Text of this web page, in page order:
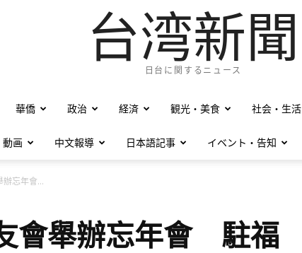
台湾新聞
日台に関するニュース
華僑 政治 経済 観光・美食 社会・生活
動画 中文報導 日本語記事 イベント・告知
辦忘年會...
會舉辦忘年會 駐福